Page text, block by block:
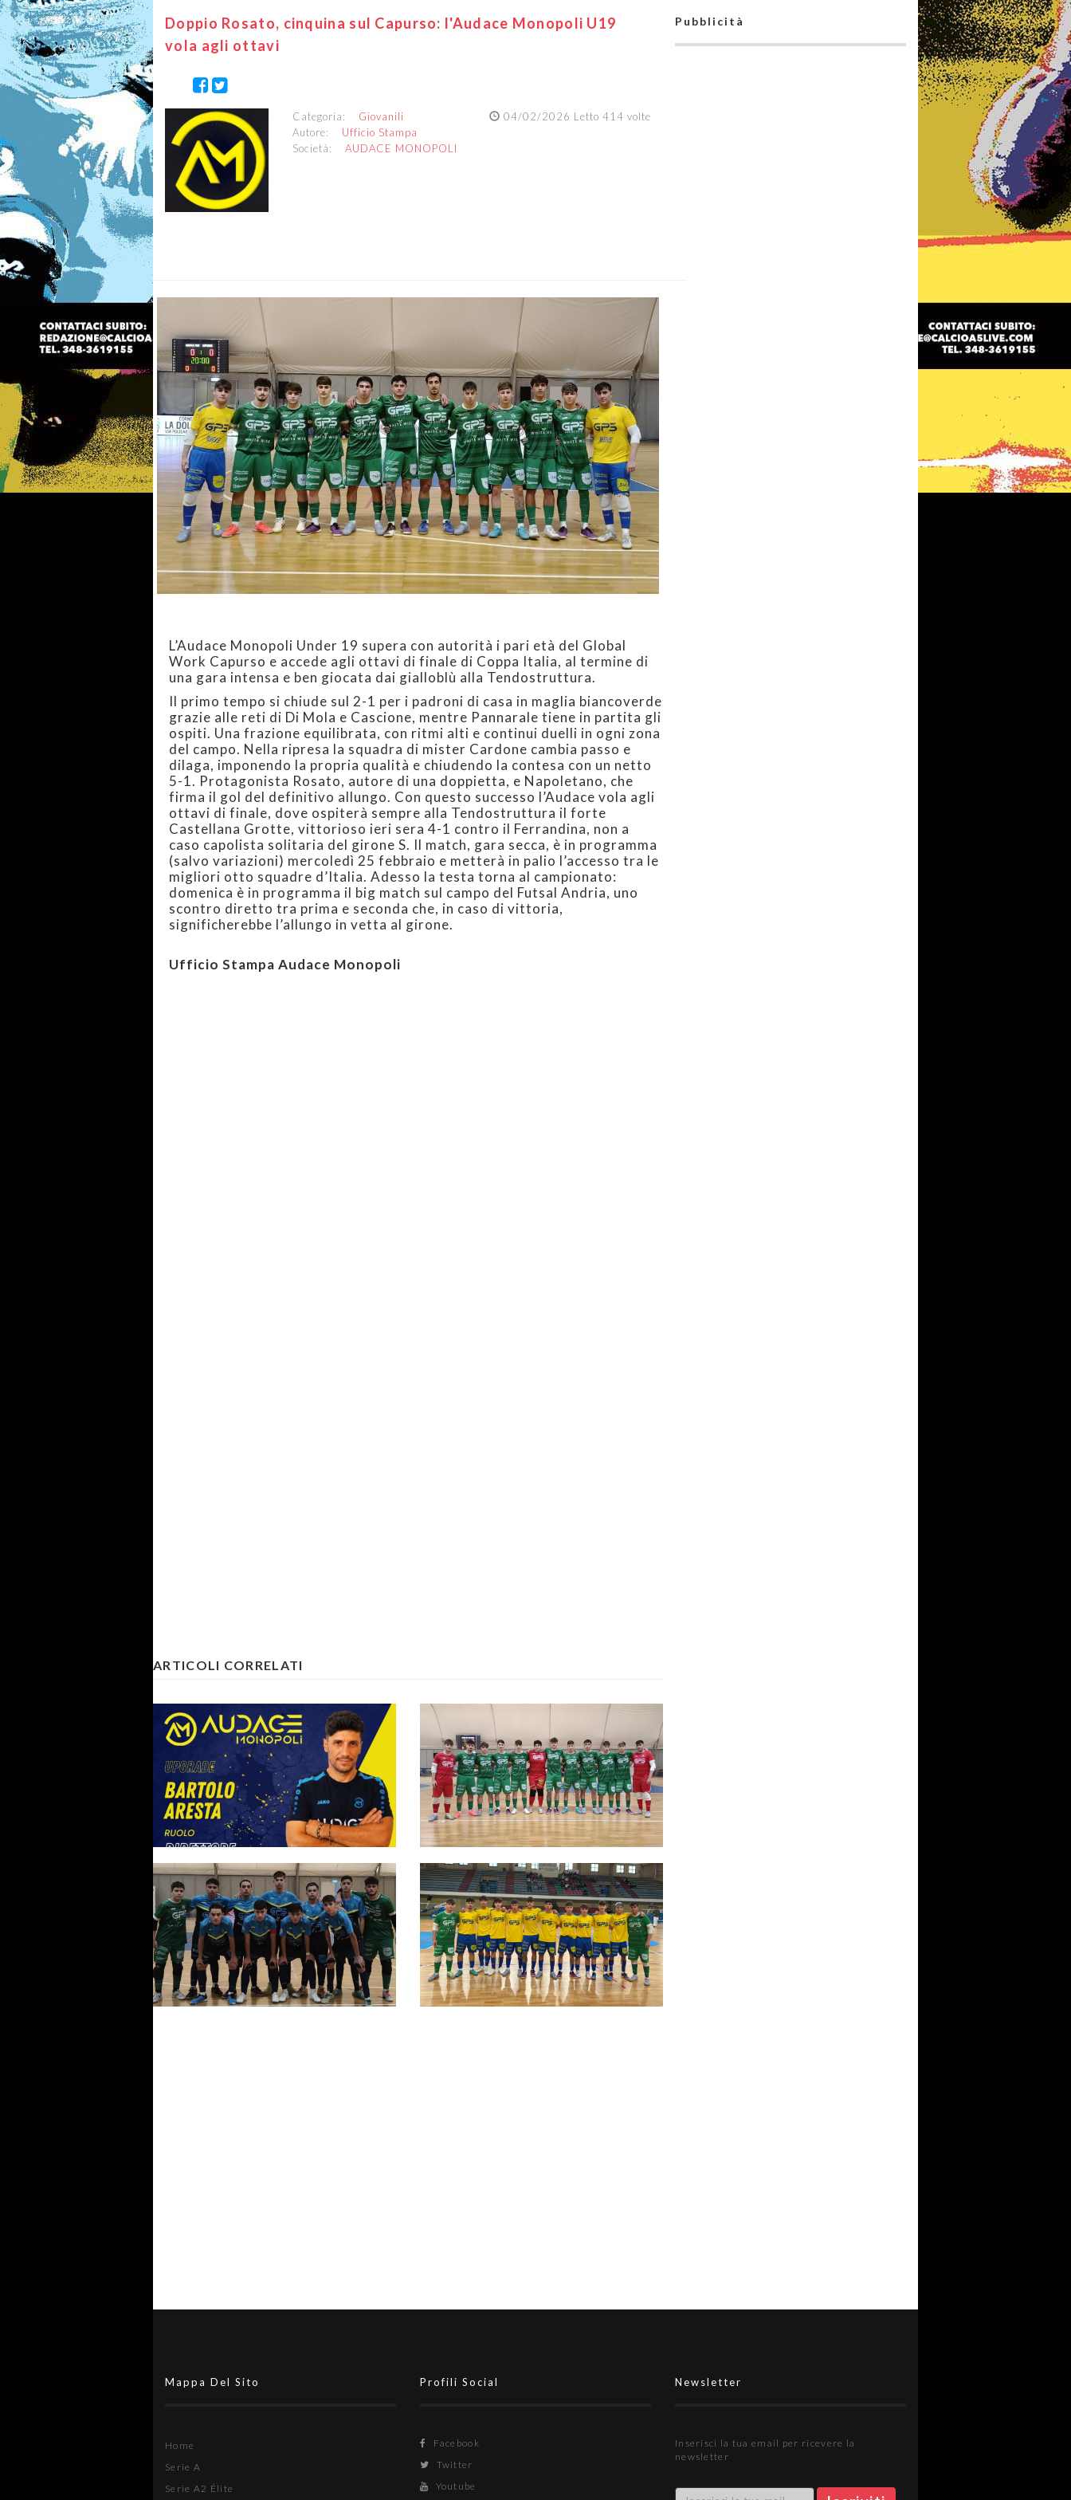
Doppio Rosato, cinquina sul Capurso: l'Audace Monopoli U19
vola agli ottavi
04/02/2026 Letto 414 volte
Categoria: Giovanili
Autore: Ufficio Stampa
Società: AUDACE MONOPOLI
L’Audace Monopoli Under 19 supera con autorità i pari età del Global
Work Capurso e accede agli ottavi di finale di Coppa Italia, al termine di
una gara intensa e ben giocata dai gialloblù alla Tendostruttura.
Il primo tempo si chiude sul 2-1 per i padroni di casa in maglia biancoverde
grazie alle reti di Di Mola e Cascione, mentre Pannarale tiene in partita gli
ospiti. Una frazione equilibrata, con ritmi alti e continui duelli in ogni zona
del campo. Nella ripresa la squadra di mister Cardone cambia passo e
dilaga, imponendo la propria qualità e chiudendo la contesa con un netto
5-1. Protagonista Rosato, autore di una doppietta, e Napoletano, che
firma il gol del definitivo allungo. Con questo successo l’Audace vola agli
ottavi di finale, dove ospiterà sempre alla Tendostruttura il forte
Castellana Grotte, vittorioso ieri sera 4-1 contro il Ferrandina, non a
caso capolista solitaria del girone S. Il match, gara secca, è in programma
(salvo variazioni) mercoledì 25 febbraio e metterà in palio l’accesso tra le
migliori otto squadre d’Italia. Adesso la testa torna al campionato:
domenica è in programma il big match sul campo del Futsal Andria, uno
scontro diretto tra prima e seconda che, in caso di vittoria,
significherebbe l’allungo in vetta al girone.
Ufficio Stampa Audace Monopoli
ARTICOLI CORRELATI
Audace Monopoli, Aresta
promosso: a lui la panchina
Audace Monopoli, ripartenza
maiuscola per l'U19: pokerissimo
sul CUS Foggia
Pubblicità
Mappa Del Sito
Home
Serie A
Serie A2 Élite
Profili Social
Facebook
Twitter
Youtube
Newsletter
Inserisci la tua email per ricevere la
newsletter